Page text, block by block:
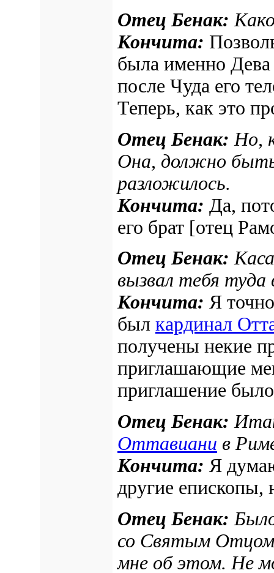
Отец Бенак:
Кончита:
была именно Дева
после Чуда его
Теперь, как это
Отец Бенак: Но,
Она, должно
разложилось.
Кончита: Да,
его брат [отец
Отец Бенак:
вызвал тебя туда
Кончита: Я
был кардинал
получены некие
приглашающие
приглашение
Отец Бенак:
Оттавиани в
Кончита: Я
другие
Отец Бенак:
со Святым Отцом
мне об этом. Не